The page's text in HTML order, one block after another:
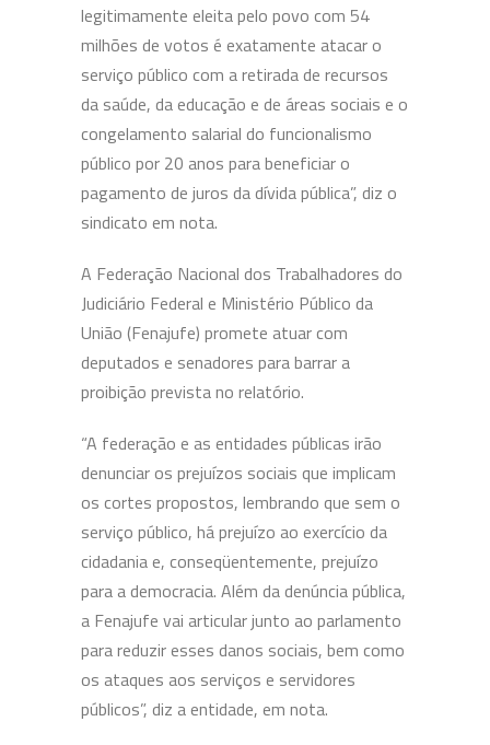
legitimamente eleita pelo povo com 54
milhões de votos é exatamente atacar o
serviço público com a retirada de recursos
da saúde, da educação e de áreas sociais e o
congelamento salarial do funcionalismo
público por 20 anos para beneficiar o
pagamento de juros da dívida pública”, diz o
sindicato em nota.
A Federação Nacional dos Trabalhadores do
Judiciário Federal e Ministério Público da
União (Fenajufe) promete atuar com
deputados e senadores para barrar a
proibição prevista no relatório.
“A federação e as entidades públicas irão
denunciar os prejuízos sociais que implicam
os cortes propostos, lembrando que sem o
serviço público, há prejuízo ao exercício da
cidadania e, conseqüentemente, prejuízo
para a democracia. Além da denúncia pública,
a Fenajufe vai articular junto ao parlamento
para reduzir esses danos sociais, bem como
os ataques aos serviços e servidores
públicos”, diz a entidade, em nota.